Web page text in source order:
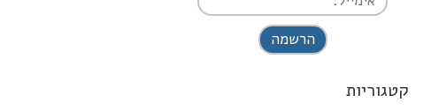
I agree terms and
קטגוריות